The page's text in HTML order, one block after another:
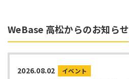
WeBase 高松からのお知らせ
2026.08.02 イベント